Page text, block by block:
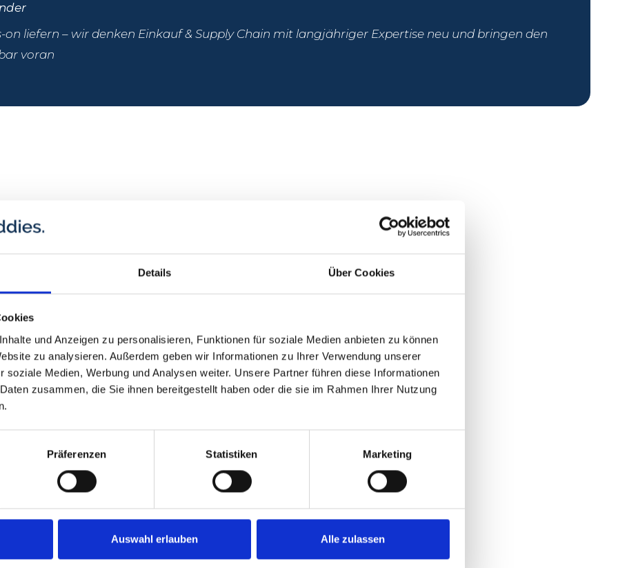
Details Über Cookies
und Anzeigen zu personalisieren, Funktionen für soziale Medien anbieten zu können
zu analysieren. Außerdem geben wir Informationen zu Ihrer Verwendung unserer
soziale Medien, Werbung und Analysen weiter. Unsere Partner führen diese Informationen
zusammen, die Sie ihnen bereitgestellt haben oder die sie im Rahmen Ihrer Nutzung
Präferenzen Statistiken Marketing
Auswahl erlauben Alle zulassen
liefern – wir denken Einkauf & Supply Chain mit langjähriger Expertise neu und bringen den
voran
– von A wie
ihr
in eurer
eure
wir gerne.)
von
, Vertrags- und
euer
die
zu
der
und
euch
Wunsch
im Rahmen
mit euch die